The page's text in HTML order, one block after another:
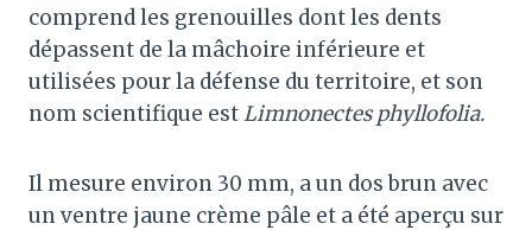
comprend les grenouilles dont les dents
dépassent de la mâchoire inférieure et
utilisées pour la défense du territoire, et son
nom scientifique estLimnonectes phyllofolia.
Il mesure environ 30 mm, a un dos brun avec
un ventre jaune crème pâle et a été aperçu sur